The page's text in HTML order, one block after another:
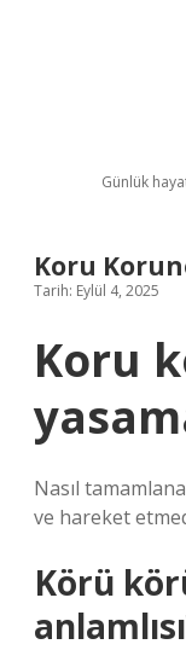
Günlük
Koru
Tarih: Eylül 4, 2025
Koru
Nasıl
ve hareket
Körü